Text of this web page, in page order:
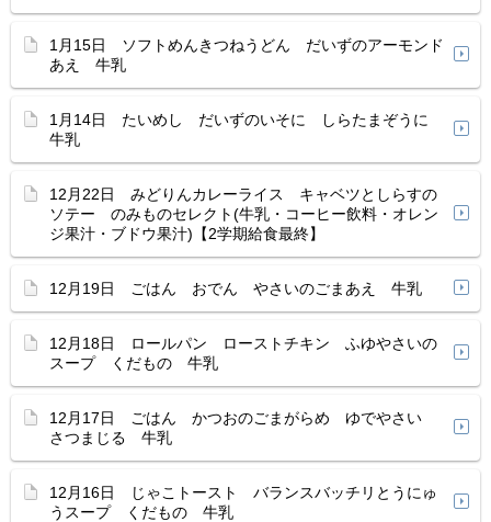
1月15日 ソフトめんきつねうどん だいずのアーモンド
あえ 牛乳
1月14日 たいめし だいずのいそに しらたまぞうに
牛乳
12月22日 みどりんカレーライス キャベツとしらすの
ソテー のみものセレクト(牛乳・コーヒー飲料・オレン
ジ果汁・ブドウ果汁)【2学期給食最終】
12月19日 ごはん おでん やさいのごまあえ 牛乳
12月18日 ロールパン ローストチキン ふゆやさいの
スープ くだもの 牛乳
12月17日 ごはん かつおのごまがらめ ゆでやさい
さつまじる 牛乳
12月16日 じゃこトースト バランスバッチリとうにゅ
うスープ くだもの 牛乳